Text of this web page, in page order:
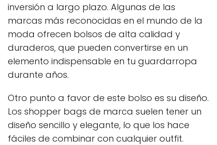
inversión a largo plazo. Algunas de las
marcas más reconocidas en el mundo de la
moda ofrecen bolsos de alta calidad y
duraderos, que pueden convertirse en un
elemento indispensable en tu guardarropa
durante años.
Otro punto a favor de este bolso es su diseño.
Los shopper bags de marca suelen tener un
diseño sencillo y elegante, lo que los hace
fáciles de combinar con cualquier outfit.